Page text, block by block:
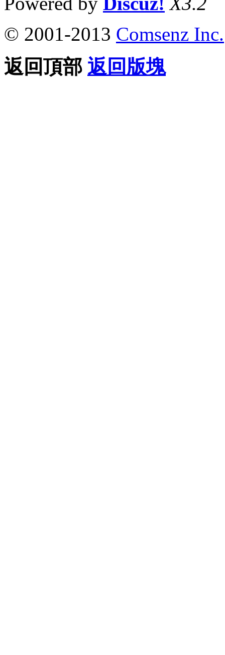
© 2001-2013 Comsenz Inc.
返回頂部 返回版塊